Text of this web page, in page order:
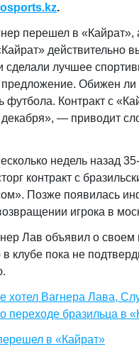
.
перешел в
действительно
сделали лучшее
Обижен
футбола. Контракт с
декабря», — приводит
недель назад
контракт с
Позже появилась
игрока в
Лав объявил о своем
клубе пока не
хотел Вагнера Лава,
переходе бразильца в
в «Кайрат»